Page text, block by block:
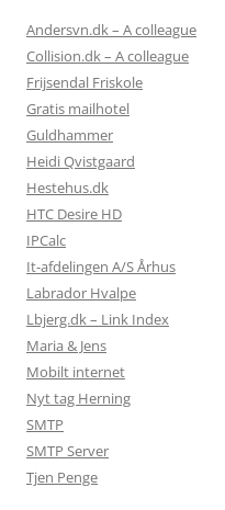
Andersvn.dk – A colleague
Collision.dk – A colleague
Frijsendal Friskole
Gratis mailhotel
Guldhammer
Heidi Qvistgaard
Hestehus.dk
HTC Desire HD
IPCalc
It-afdelingen A/S Århus
Labrador Hvalpe
Lbjerg.dk – Link Index
Maria & Jens
Mobilt internet
Nyt tag Herning
SMTP
SMTP Server
Tjen Penge